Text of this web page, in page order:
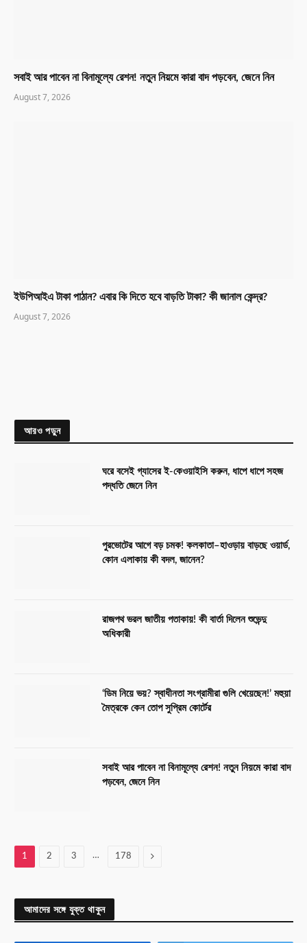
সবাই আর পাবেন না বিনামূল্যে রেশন! নতুন নিয়মে কারা বাদ পড়বেন, জেনে নিন
August 7, 2026
ইউপিআইএ টাকা পাঠান? এবার কি দিতে হবে বাড়তি টাকা? কী জানাল কেন্দ্র?
August 7, 2026
আরও পড়ুন
ঘরে বসেই গ্যাসের ই-কেওয়াইসি করুন, ধাপে ধাপে সহজ
পদ্ধতি জেনে নিন
পুরভোটের আগে বড় চমক! কলকাতা–হাওড়ায় বাড়ছে ওয়ার্ড,
কোন এলাকায় কী বদল, জানেন?
রাজপথ ভরল জাতীয় পতাকায়! কী বার্তা দিলেন শুভেন্দু
অধিকারী
‘ডিম নিয়ে ভয়? স্বাধীনতা সংগ্রামীরা গুলি খেয়েছেন!’ মহুয়া
মৈত্রকে কেন তোপ সুপ্রিম কোর্টের
সবাই আর পাবেন না বিনামূল্যে রেশন! নতুন নিয়মে কারা বাদ
পড়বেন, জেনে নিন
1 2 3 … 178 Next
আমাদের সঙ্গে যুক্ত থাকুন